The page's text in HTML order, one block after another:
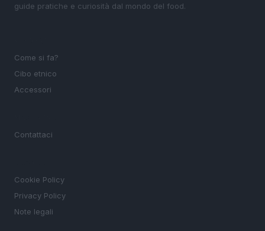
guide pratiche e curiosità dal mondo del food.
Come si fa?
Cibo etnico
Accessori
Contattaci
Cookie Policy
Privacy Policy
Note legali